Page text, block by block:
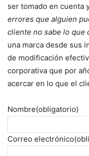
ser tomado en cuenta
errores que alguien
cliente no sabe lo que
una marca desde sus
de modificación
corporativa que por
acercar en lo que el
Nombre(obligatorio)
Correo electrónico